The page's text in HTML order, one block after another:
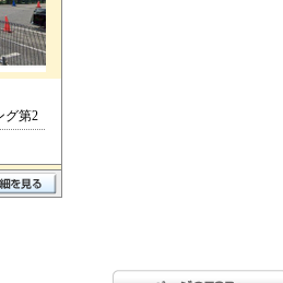
グ第2